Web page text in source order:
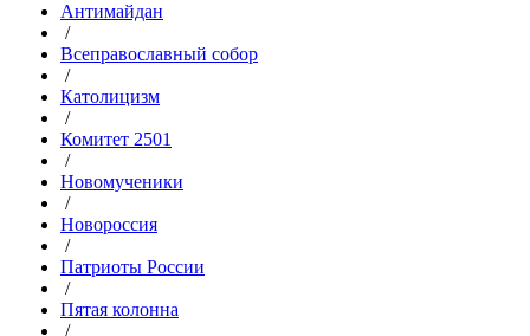
Антимайдан
/
Всеправославный собор
/
Католицизм
/
Комитет 2501
/
Новомученики
/
Новороссия
/
Патриоты России
/
Пятая колонна
/